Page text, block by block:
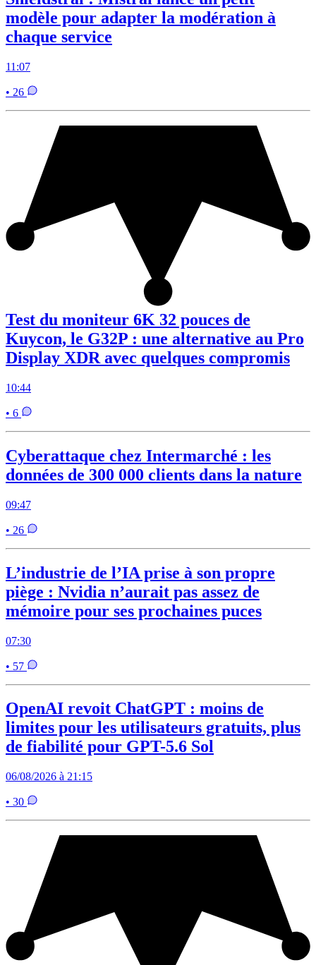
modèle pour adapter la modération à
chaque service
11:07
• 26
Test du moniteur 6K 32 pouces de
Kuycon, le G32P : une alternative au Pro
Display XDR avec quelques compromis
10:44
• 6
Cyberattaque chez Intermarché : les
données de 300 000 clients dans la nature
09:47
• 26
L’industrie de l’IA prise à son propre
piège : Nvidia n’aurait pas assez de
mémoire pour ses prochaines puces
07:30
• 57
OpenAI revoit ChatGPT : moins de
limites pour les utilisateurs gratuits, plus
de fiabilité pour GPT-5.6 Sol
06/08/2026 à 21:15
• 30